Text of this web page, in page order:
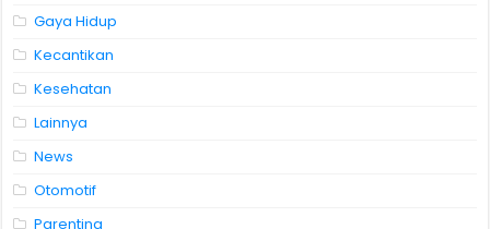
Gaya Hidup
Kecantikan
Kesehatan
Lainnya
News
Otomotif
Parenting